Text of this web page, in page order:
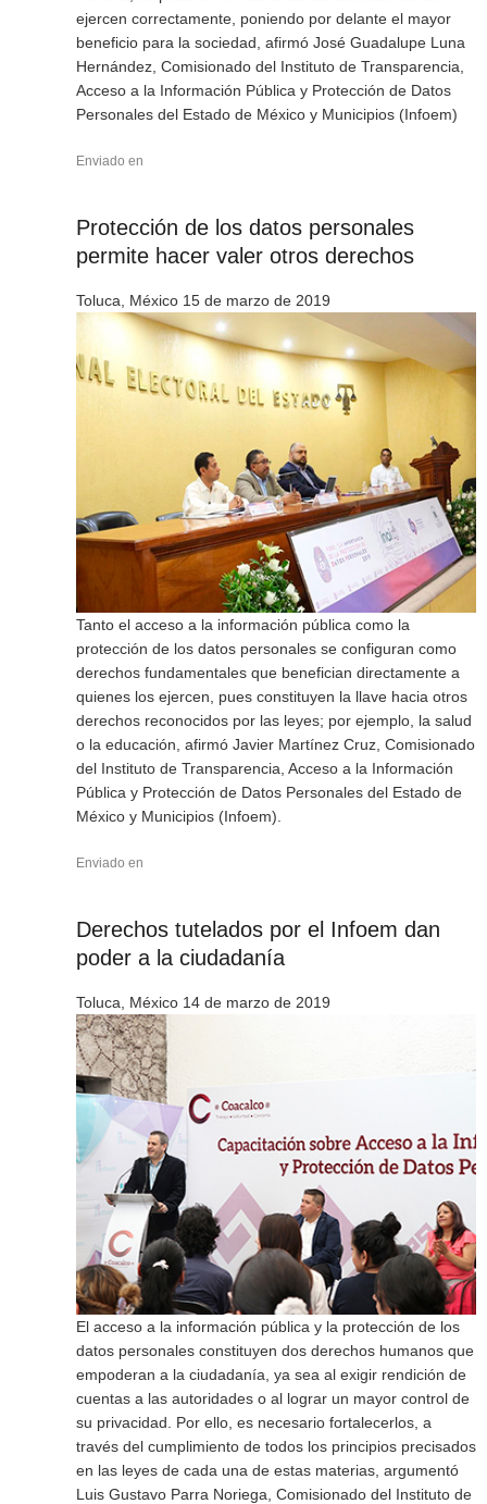
ejercen correctamente, poniendo por delante el mayor
beneficio para la sociedad, afirmó José Guadalupe Luna
Hernández, Comisionado del Instituto de Transparencia,
Acceso a la Información Pública y Protección de Datos
Personales del Estado de México y Municipios (Infoem)
Enviado en
Protección de los datos personales
permite hacer valer otros derechos
Toluca, México 15 de marzo de 2019
Tanto el acceso a la información pública como la
protección de los datos personales se configuran como
derechos fundamentales que benefician directamente a
quienes los ejercen, pues constituyen la llave hacia otros
derechos reconocidos por las leyes; por ejemplo, la salud
o la educación, afirmó Javier Martínez Cruz, Comisionado
del Instituto de Transparencia, Acceso a la Información
Pública y Protección de Datos Personales del Estado de
México y Municipios (Infoem).
Enviado en
Derechos tutelados por el Infoem dan
poder a la ciudadanía
Toluca, México 14 de marzo de 2019
El acceso a la información pública y la protección de los
datos personales constituyen dos derechos humanos que
empoderan a la ciudadanía, ya sea al exigir rendición de
cuentas a las autoridades o al lograr un mayor control de
su privacidad. Por ello, es necesario fortalecerlos, a
través del cumplimiento de todos los principios precisados
en las leyes de cada una de estas materias, argumentó
Luis Gustavo Parra Noriega, Comisionado del Instituto de